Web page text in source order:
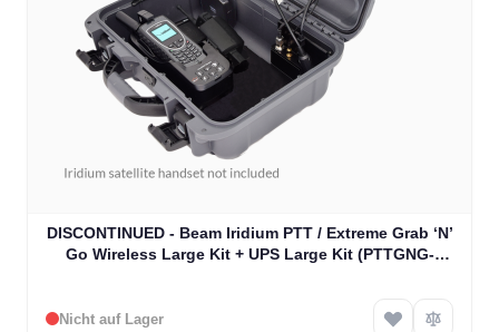
DISCONTINUED - Beam Iridium PTT / Extreme Grab ‘N’
Go Wireless Large Kit + UPS Large Kit (PTTGNG-
Nicht auf Lager